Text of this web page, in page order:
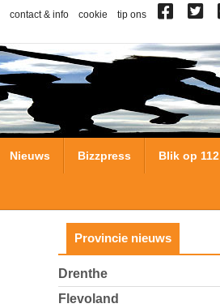
contact & info cookie tip ons
Nieuws Bizzpress Blik op 112
Provincie nieuws
Drenthe
Flevoland